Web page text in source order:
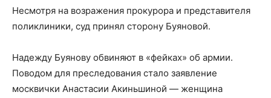
Несмотря на возражения прокурора и представителя
поликлиники, суд принял сторону Буяновой.
Надежду Буянову обвиняют в «фейках» об армии.
Поводом для преследования стало заявление
москвички Анастасии Акиньшиной — женщина